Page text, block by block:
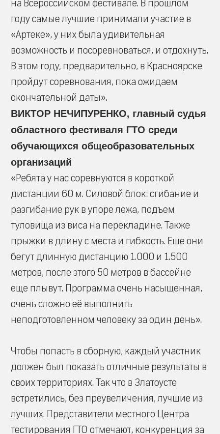
на Всероссийском фестивале. В прошлом
году самые лучшие принимали участие в
«Артеке», у них была удивительная
возможность и посоревноваться, и отдохнуть.
В этом году, предварительно, в Красноярске
пройдут соревнования, пока ожидаем
окончательной даты».
ВИКТОР НЕЧИПУРЕНКО, главный судья
областного фестиваля ГТО среди
обучающихся общеобразовательных
организаций
«Ребята у нас соревнуются в короткой
дистанции 60 м. Силовой блок: сгибание и
разгибание рук в упоре лежа, подъем
туловища из виса на перекладине. Также
прыжки в длину с места и гибкость. Еще они
бегут длинную дистанцию 1.000 и 1.500
метров, после этого 50 метров в бассейне
еще плывут. Программа очень насыщенная,
очень сложно её выполнить
неподготовленном человеку за один день».
Чтобы попасть в сборную, каждый участник
должен был показать отличные результаты в
своих территориях. Так что в Златоусте
встретились, без преувеличения, лучшие из
лучших. Представители местного Центра
тестирования ГТО отмечают, конкуренция за